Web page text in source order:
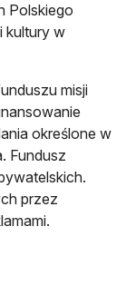
Polskiego
kultury w
misji
określone w
Fundusz
przez